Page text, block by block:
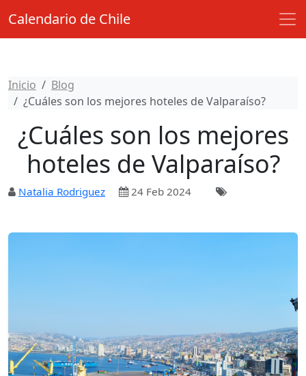
Calendario de Chile
Inicio
Blog
¿Cuáles son los mejores hoteles de Valparaíso?
¿Cuáles son los mejores
hoteles de Valparaíso?
Natalia Rodriguez 24 Feb 2024